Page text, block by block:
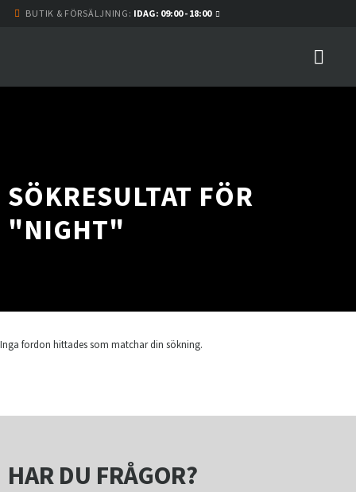
BUTIK & FÖRSÄLJNING: IDAG: 09:00 - 18:00
SÖKRESULTAT FÖR
"NIGHT"
Inga fordon hittades som matchar din sökning.
HAR DU FRÅGOR?